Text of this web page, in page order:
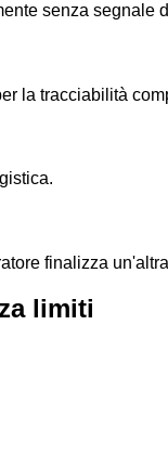
senza segnale
la tracciabilità
finalizza
limiti